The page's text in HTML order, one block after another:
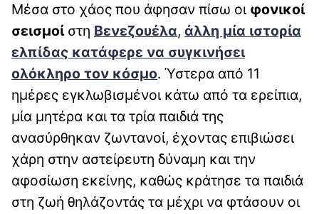
Μέσα στο χάος που άφησαν πίσω οι φονικοί
σεισμοίστη Βενεζουέλα, άλλη μία ιστορία
ελπίδας κατάφερε να συγκινήσει
ολόκληρο τον κόσμο. Ύστερα από 11
ημέρες εγκλωβισμένοι κάτω από τα ερείπια,
μία μητέρα και τα τρία παιδιά της
ανασύρθηκαν ζωντανοί, έχοντας επιβιώσει
χάρη στην αστείρευτη δύναμη και την
αφοσίωση εκείνης, καθώς κράτησε τα παιδιά
στη ζωή θηλάζοντάς τα μέχρι να φτάσουν οι